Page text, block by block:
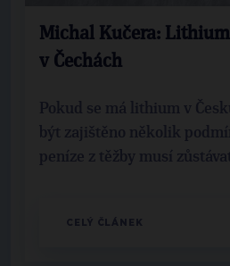
Michal Kučera:
v Čechách
Pokud se má lithium v
být zajištěno několik
peníze z těžby musí
CELÝ ČLÁNEK